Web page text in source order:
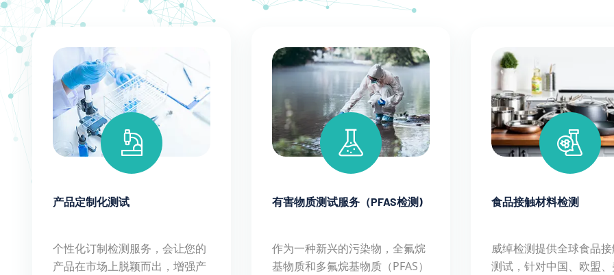
产品定制化测试
个性化订制检测服务，会让您的
产品在市场上脱颖而出，增强产
有害物质测试服务（PFAS检测)
作为一种新兴的污染物，全氟烷
基物质和多氟烷基物质（PFAS）
食品接触材料检测
威绰检测提供全球食品
测试，针对中国、欧盟